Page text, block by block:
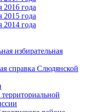
2016 года
2015 года
2014 года
избирательная
справка Слюдянской